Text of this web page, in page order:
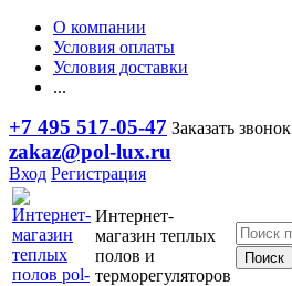
О компании
Условия оплаты
Условия доставки
...
+7 495 517-05-47 Заказать звонок
zakaz@pol-lux.ru
Вход Регистрация
Интернет-
магазин теплых
полов и
терморегуляторов